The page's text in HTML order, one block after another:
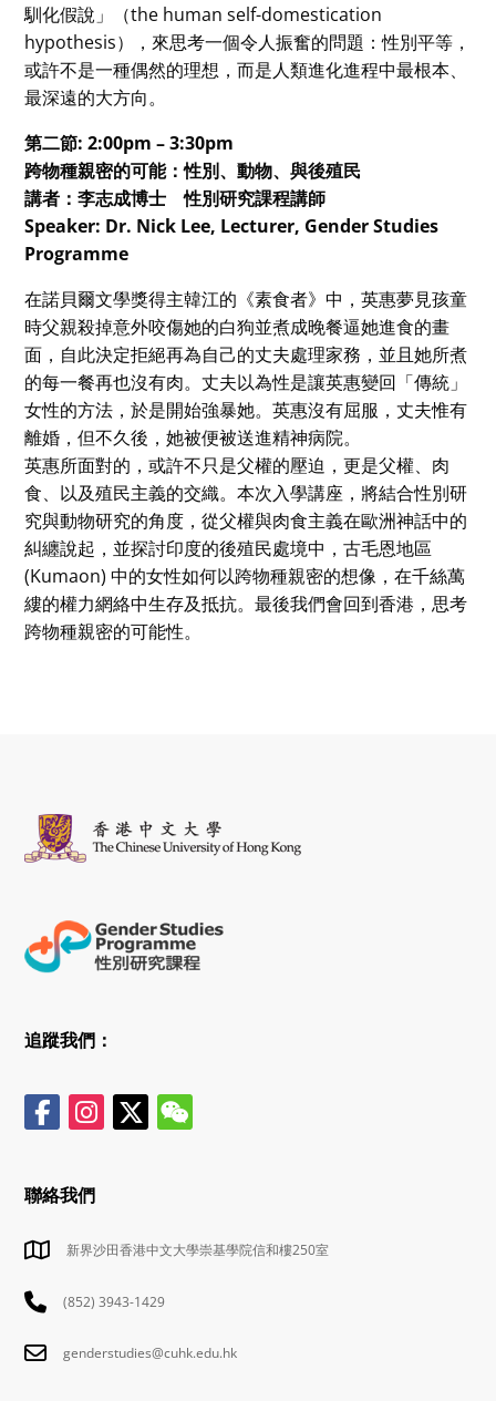
馴化假說」（the human self-domestication
hypothesis），來思考一個令人振奮的問題：性別平等，
或許不是一種偶然的理想，而是人類進化進程中最根本、
最深遠的大方向。
第二節: 2:00pm – 3:30pm
跨物種親密的可能：性別、動物、與後殖民
講者：李志成博士 性別研究課程講師
Speaker: Dr. Nick Lee, Lecturer, Gender Studies
Programme
在諾貝爾文學獎得主韓江的《素食者》中，英惠夢見孩童
時父親殺掉意外咬傷她的白狗並煮成晚餐逼她進食的畫
面，自此決定拒絕再為自己的丈夫處理家務，並且她所煮
的每一餐再也沒有肉。丈夫以為性是讓英惠變回「傳統」
女性的方法，於是開始強暴她。英惠沒有屈服，丈夫惟有
離婚，但不久後，她被便被送進精神病院。
英惠所面對的，或許不只是父權的壓迫，更是父權、肉
食、以及殖民主義的交織。本次入學講座，將結合性別研
究與動物研究的角度，從父權與肉食主義在歐洲神話中的
糾纏說起，並探討印度的後殖民處境中，古毛恩地區
(Kumaon) 中的女性如何以跨物種親密的想像，在千絲萬
縷的權力網絡中生存及抵抗。最後我們會回到香港，思考
跨物種親密的可能性。
追蹤我們：
聯絡我們
新界沙田香港中文大學崇基學院信和樓250室
(852) 3943-1429
genderstudies@cuhk.edu.hk